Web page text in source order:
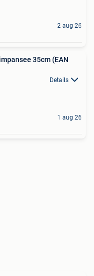
2 aug 26
35cm (EAN
Details
1 aug 26